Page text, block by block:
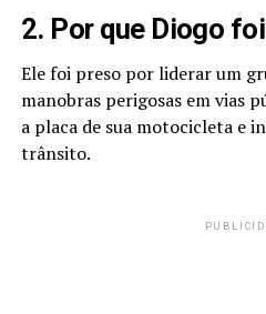
2. Por que Diogo
Ele foi preso por liderar um
manobras perigosas em vias
a placa de sua motocicleta e
trânsito.